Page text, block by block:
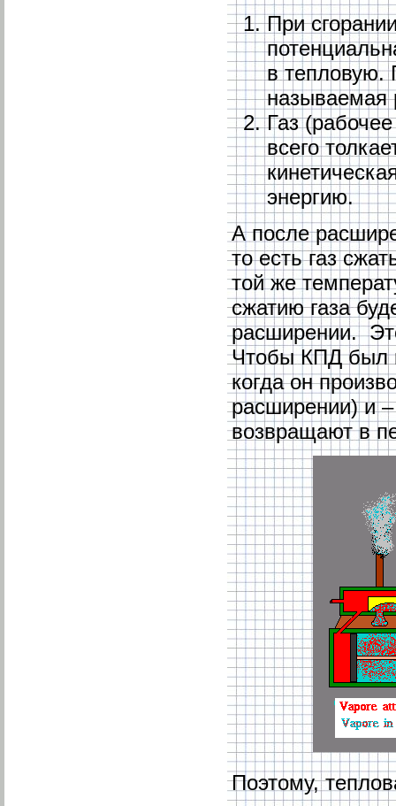
При
в тепловую.
называемая
Газ
всего
энергию.
А после
то есть газ
той же
сжатию газа
расширении.
Чтобы КПД был
когда он
расширении) и
возвращают в
Поэтому,